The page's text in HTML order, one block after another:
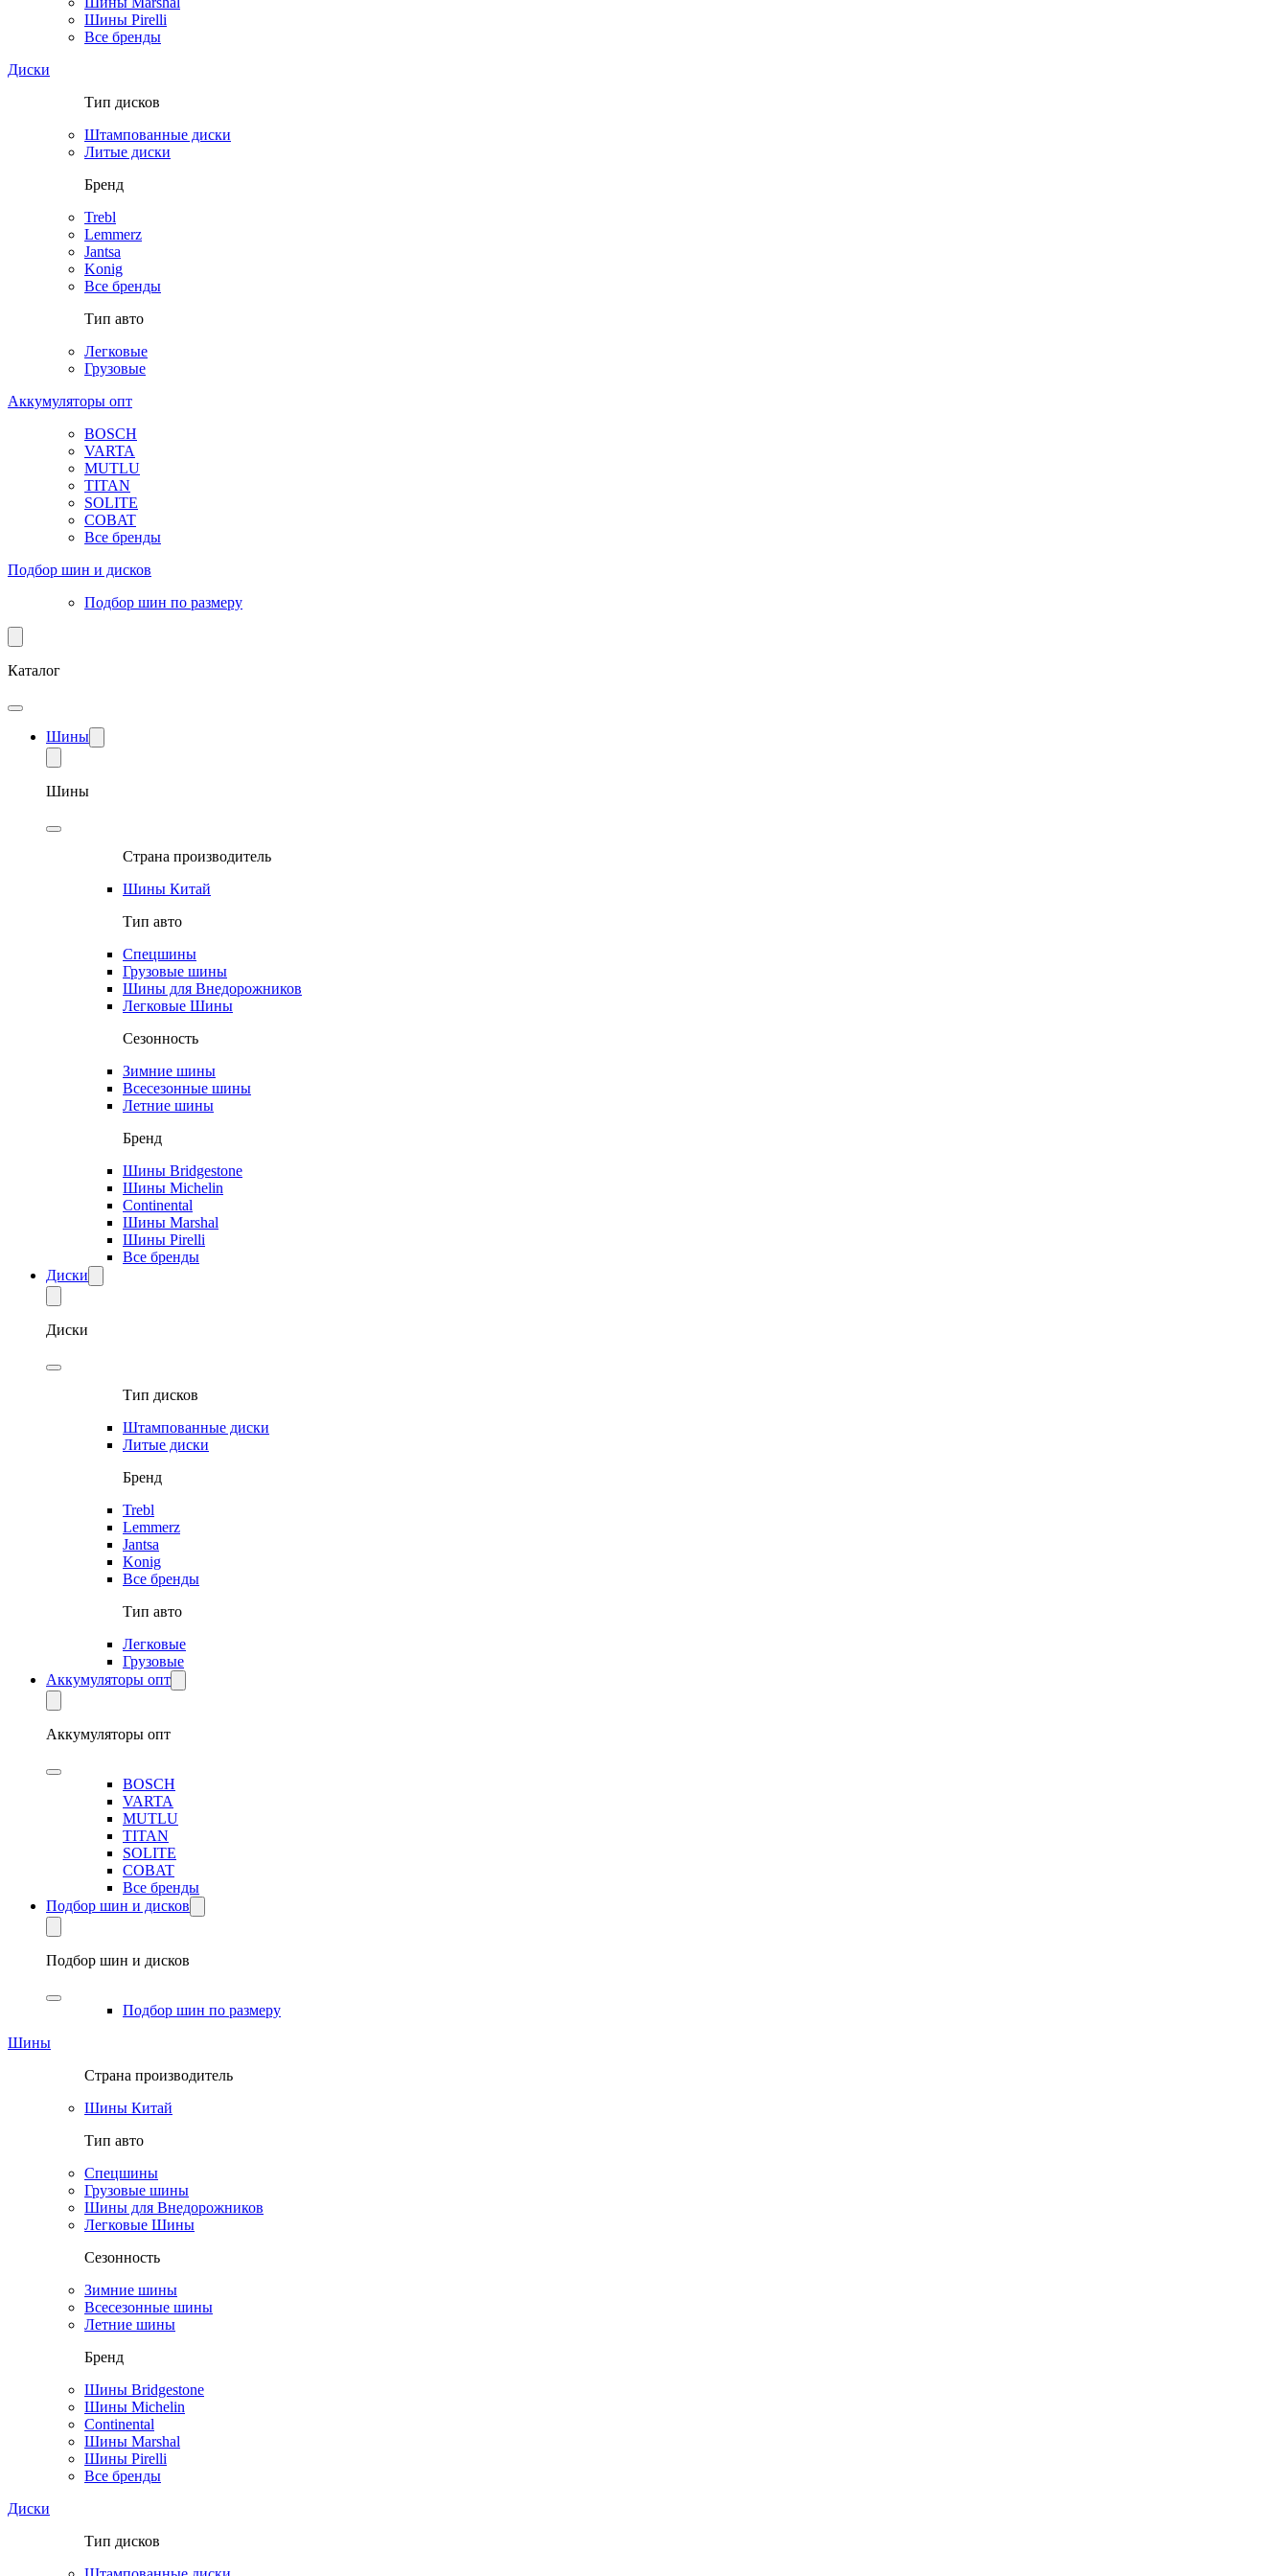
Шины Pirelli
Все бренды
Диски
Тип дисков
Штампованные диски
Литые диски
Бренд
Trebl
Lemmerz
Jantsa
Konig
Все бренды
Тип авто
Легковые
Грузовые
Аккумуляторы опт
BOSCH
VARTA
MUTLU
TITAN
SOLITE
COBAT
Все бренды
Подбор шин и дисков
Подбор шин по размеру
Каталог
Шины
Шины
Страна производитель
Шины Китай
Тип авто
Спецшины
Грузовые шины
Шины для Внедорожников
Легковые Шины
Сезонность
Зимние шины
Всесезонные шины
Летние шины
Бренд
Шины Bridgestone
Шины Michelin
Continental
Шины Marshal
Шины Pirelli
Все бренды
Диски
Диски
Тип дисков
Штампованные диски
Литые диски
Бренд
Trebl
Lemmerz
Jantsa
Konig
Все бренды
Тип авто
Легковые
Грузовые
Аккумуляторы опт
Аккумуляторы опт
BOSCH
VARTA
MUTLU
TITAN
SOLITE
COBAT
Все бренды
Подбор шин и дисков
Подбор шин и дисков
Подбор шин по размеру
Шины
Страна производитель
Шины Китай
Тип авто
Спецшины
Грузовые шины
Шины для Внедорожников
Легковые Шины
Сезонность
Зимние шины
Всесезонные шины
Летние шины
Бренд
Шины Bridgestone
Шины Michelin
Continental
Шины Marshal
Шины Pirelli
Все бренды
Диски
Тип дисков